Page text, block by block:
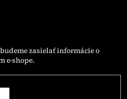
zasielať informácie o
e-shope.